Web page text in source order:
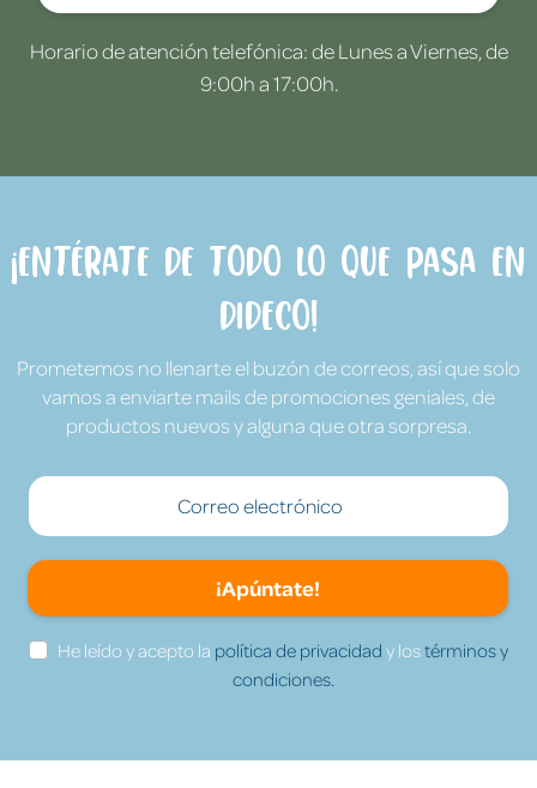
Horario de atención telefónica: de Lunes a Viernes, de
9:00h a 17:00h.
¡Entérate de todo lo que pasa en
Dideco!
Prometemos no llenarte el buzón de correos, así que solo
vamos a enviarte mails de promociones geniales, de
productos nuevos y alguna que otra sorpresa.
¡Apúntate!
He leído y acepto la política de privacidad y lostérminos y
condiciones.